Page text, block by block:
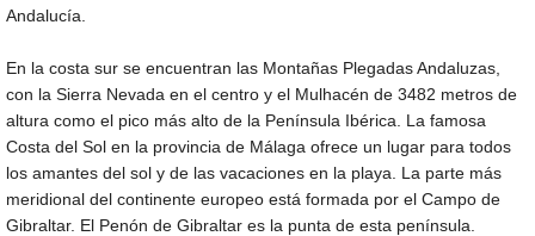
Andalucía.
En la costa sur se encuentran las Montañas Plegadas Andaluzas,
con la Sierra Nevada en el centro y el Mulhacén de 3482 metros de
altura como el pico más alto de la Península Ibérica. La famosa
Costa del Sol en la provincia de Málaga ofrece un lugar para todos
los amantes del sol y de las vacaciones en la playa. La parte más
meridional del continente europeo está formada por el Campo de
Gibraltar. El Penón de Gibraltar es la punta de esta península.